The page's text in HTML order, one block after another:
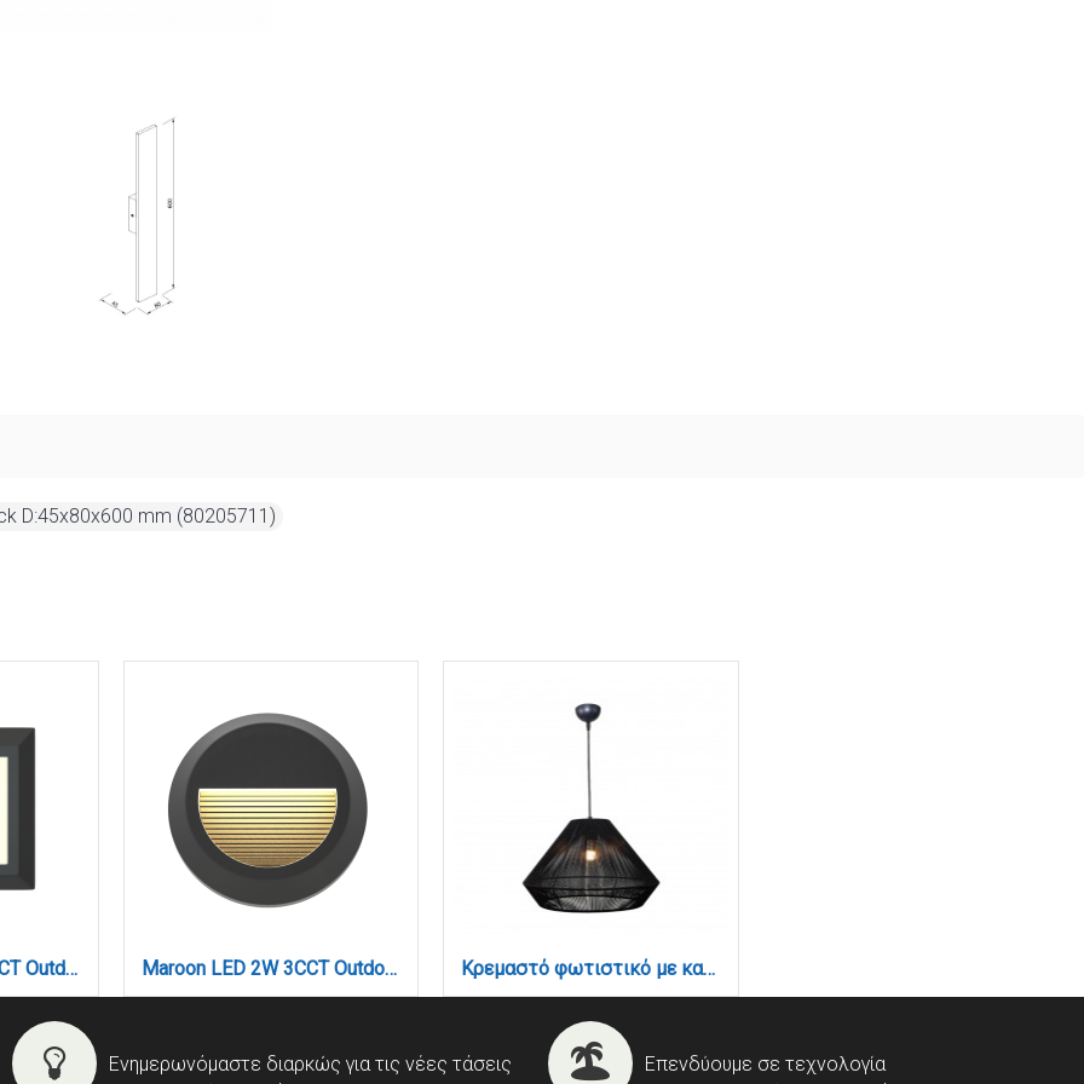
D:45x80x600 mm (80205711)
George LED 3.5W 3CCT Outdoor Wall Lamp Anthracite D:12.4cmx12.4cm (80201540) Maroon LED 2W 3CCT Outdoor Wall Lamp Anthracite D:15cmx2.7cm (80201640) Κρεμαστό φωτιστικό με καπέλο απο ίνα 1xE27 D:45cm (4057-B)
Ενημερωνόμαστε διαρκώς για τις νέες τάσεις
Επενδύουμε σε τεχνολογία